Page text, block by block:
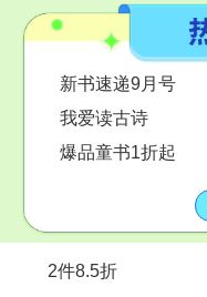
新书速递9月号
我爱读古诗
爆品童书1折起
2件8.5折